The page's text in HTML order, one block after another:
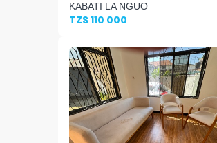
KABATI LA NGUO
TZS 110 000